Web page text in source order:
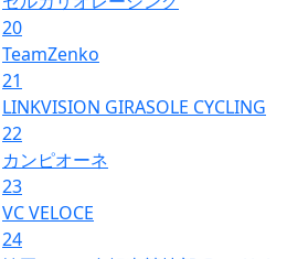
20
TeamZenko
21
LINKVISION GIRASOLE CYCLING
22
カンピオーネ
23
VC VELOCE
24